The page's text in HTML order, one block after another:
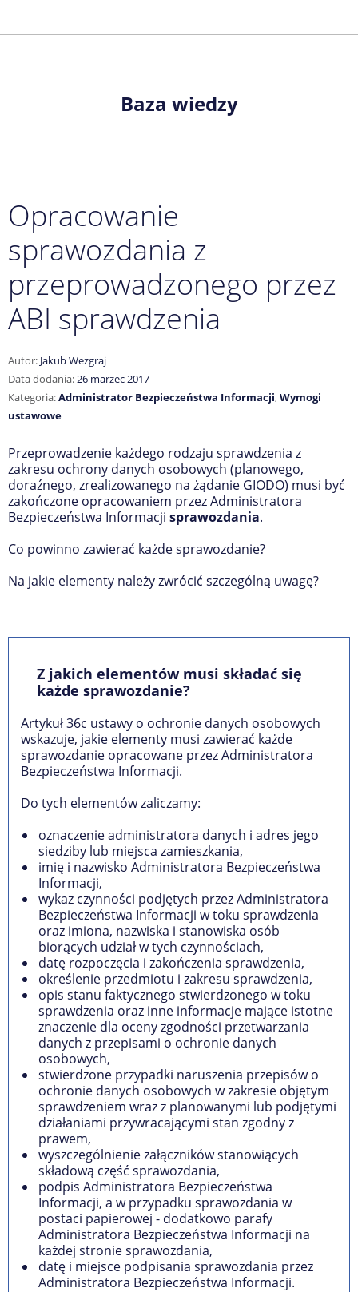
Baza wiedzy
Opracowanie
sprawozdania z
przeprowadzonego przez
ABI sprawdzenia
Autor: Jakub Wezgraj
Data dodania:26 marzec 2017
Kategoria:Administrator Bezpieczeństwa Informacji,Wymogi
ustawowe
Przeprowadzenie każdego rodzaju sprawdzenia z
zakresu ochrony danych osobowych (planowego,
doraźnego, zrealizowanego na żądanie GIODO) musi być
zakończone opracowaniem przez Administratora
Bezpieczeństwa Informacji sprawozdania.
Co powinno zawierać każde sprawozdanie?
Na jakie elementy należy zwrócić szczególną uwagę?
Z jakich elementów musi składać się
każde sprawozdanie?
Artykuł 36c ustawy o ochronie danych osobowych
wskazuje, jakie elementy musi zawierać każde
sprawozdanie opracowane przez Administratora
Bezpieczeństwa Informacji.
Do tych elementów zaliczamy:
oznaczenie administratora danych i adres jego
siedziby lub miejsca zamieszkania,
imię i nazwisko Administratora Bezpieczeństwa
Informacji,
wykaz czynności podjętych przez Administratora
Bezpieczeństwa Informacji w toku sprawdzenia
oraz imiona, nazwiska i stanowiska osób
biorących udział w tych czynnościach,
datę rozpoczęcia i zakończenia sprawdzenia,
określenie przedmiotu i zakresu sprawdzenia,
opis stanu faktycznego stwierdzonego w toku
sprawdzenia oraz inne informacje mające istotne
znaczenie dla oceny zgodności przetwarzania
danych z przepisami o ochronie danych
osobowych,
stwierdzone przypadki naruszenia przepisów o
ochronie danych osobowych w zakresie objętym
sprawdzeniem wraz z planowanymi lub podjętymi
działaniami przywracającymi stan zgodny z
prawem,
wyszczególnienie załączników stanowiących
składową część sprawozdania,
podpis Administratora Bezpieczeństwa
Informacji, a w przypadku sprawozdania w
postaci papierowej - dodatkowo parafy
Administratora Bezpieczeństwa Informacji na
każdej stronie sprawozdania,
datę i miejsce podpisania sprawozdania przez
Administratora Bezpieczeństwa Informacji.